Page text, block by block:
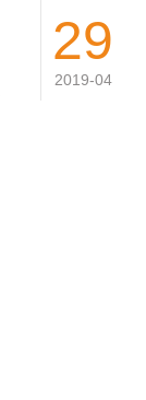
29
2019-04